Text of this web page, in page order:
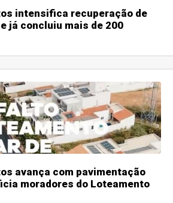
intensifica recuperação de
já concluiu mais de 200
avança com pavimentação
moradores do Loteamento